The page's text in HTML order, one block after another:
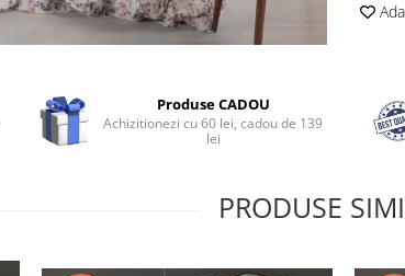
Facebook
Produse CADOU
Achizitionezi cu 60 lei, cadou de 139
lei
PRODUSE